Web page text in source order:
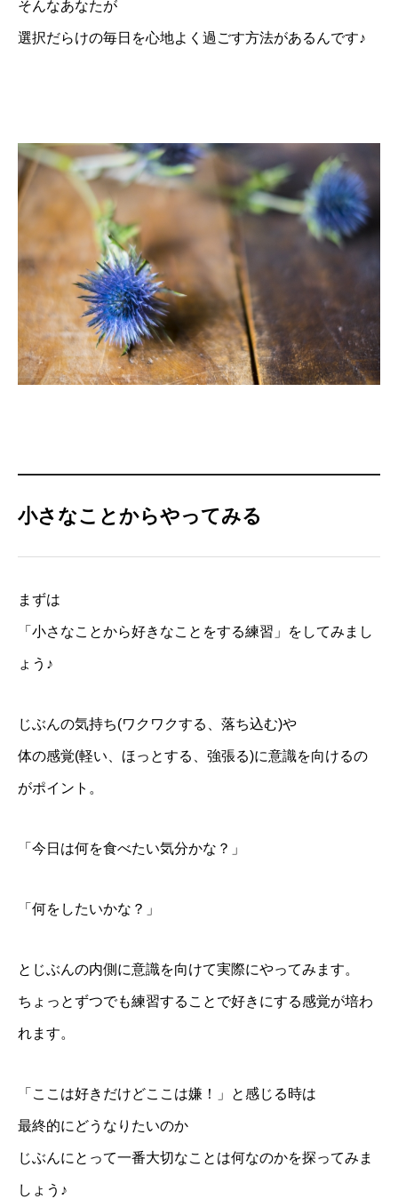
そんなあなたが
選択だらけの毎日を心地よく過ごす方法があるんです♪
小さなことからやってみる
まずは
「小さなことから好きなことをする練習」をしてみまし
ょう♪
じぶんの気持ち(ワクワクする、落ち込む)や
体の感覚(軽い、ほっとする、強張る)に意識を向けるの
がポイント。
「今日は何を食べたい気分かな？」
「何をしたいかな？」
とじぶんの内側に意識を向けて実際にやってみます。
ちょっとずつでも練習することで好きにする感覚が培わ
れます。
「ここは好きだけどここは嫌！」と感じる時は
最終的にどうなりたいのか
じぶんにとって一番大切なことは何なのかを探ってみま
しょう♪